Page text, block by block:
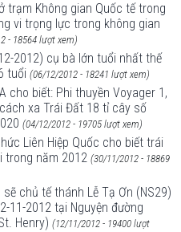
trạm Không gian Quốc tế trong
vi trọng lực trong không gian
- 18564 lượt xem)
2012) cụ bà lớn tuổi nhất thế
tuổi (06/12/2012 - 18241 lượt xem)
cho biết: Phi thuyền Voyager 1,
xa Trái Đất 18 tỉ cây số
(04/12/2012 - 19705 lượt xem)
Liên Hiệp Quốc cho biết trái
trong năm 2012 (30/11/2012 - 18869
chủ tế thánh Lễ Tạ Ơn (NS29)
11-2012 tại Nguyện đường
Henry) (12/11/2012 - 19400 lượt